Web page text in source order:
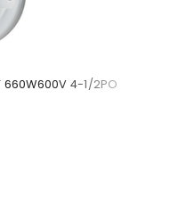
660W600V 4-1/2PO